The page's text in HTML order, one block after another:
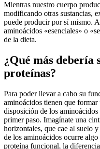
Mientras nuestro cuerpo
modificando otras sustancias,
puede producir por sí mismo.
aminoácidos «esenciales» o
de la dieta.
¿Qué más debería
proteínas?
Para poder llevar a cabo su
aminoácidos tienen que
disposición de los
primer paso. Imagínate una
horizontales, que cae al suelo
de los aminoácidos ocurre
proteína funcional, la